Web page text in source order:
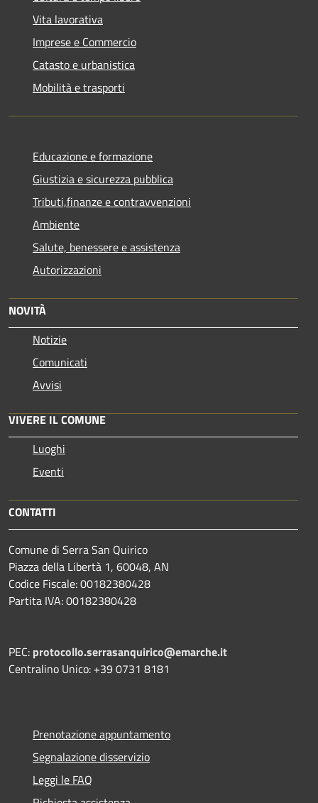
Vita lavorativa
Imprese e Commercio
Catasto e urbanistica
Mobilità e trasporti
Educazione e formazione
Giustizia e sicurezza pubblica
Tributi,finanze e contravvenzioni
Ambiente
Salute, benessere e assistenza
Autorizzazioni
NOVITÀ
Notizie
Comunicati
Avvisi
VIVERE IL COMUNE
Luoghi
Eventi
CONTATTI
Comune di Serra San Quirico
Piazza della Libertà 1, 60048, AN
Codice Fiscale: 00182380428
Partita IVA: 00182380428
PEC: protocollo.serrasanquirico@emarche.it
Centralino Unico: +39 0731 8181
Prenotazione appuntamento
Segnalazione disservizio
Leggi le FAQ